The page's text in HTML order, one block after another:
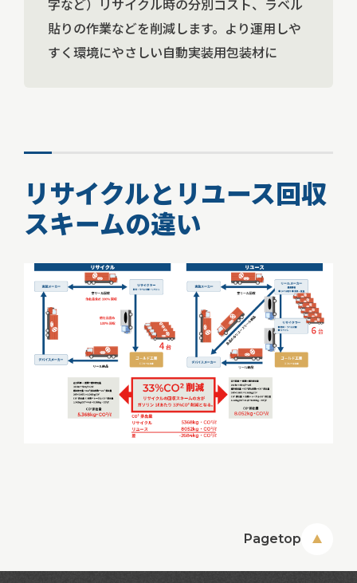
字など）リサイクル時の分別コスト、ラベル
貼りの作業などを削減します。より運用しや
すく環境にやさしい自動実装用包装材に
リサイクルとリユース回収
スキームの違い
Pagetop